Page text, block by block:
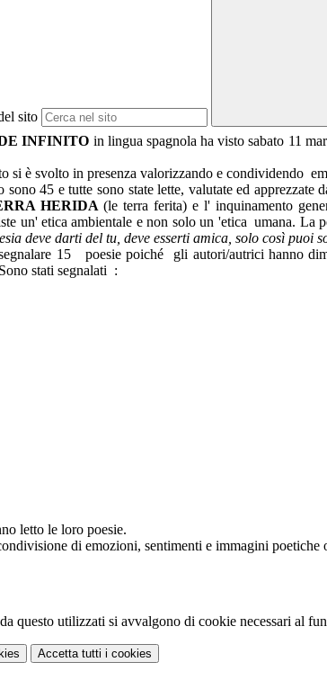
sito
INFINITO in lingua spagnola ha visto sabato 11
si è svolto in presenza valorizzando e condividendo
sono 45 e tutte sono state lette, valutate ed
HERIDA (le terra ferita) e l' inquinamento
un' etica ambientale e non solo un 'etica umana. La
deve darti del tu, deve esserti amica, solo così puoi
15 poesie poiché gli autori/autrici hanno
stati segnalati :
letto le loro poesie.
di emozioni, sentimenti e immagini poetiche
questo utilizzati si avvalgono di cookie necessari al
Accetta tutti i cookies